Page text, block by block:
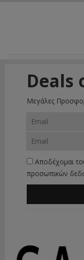
Deals
Μεγάλες
Αποδέχομαι
προσωπικών